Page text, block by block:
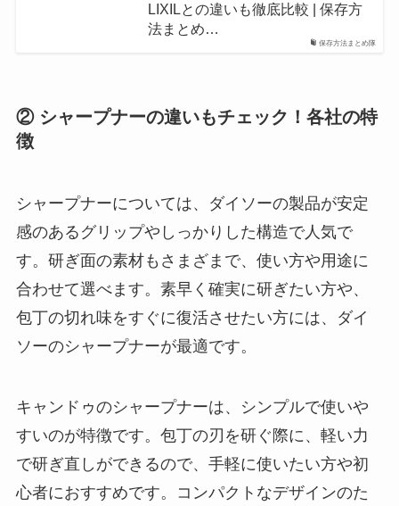
保存方法まとめ隊
LIXILとの違いも徹底比較 | 保存方
法まとめ…
② シャープナーの違いもチェック！各社の特
徴
シャープナーについては、ダイソーの製品が安定
感のあるグリップやしっかりした構造で人気で
す。研ぎ面の素材もさまざまで、使い方や用途に
合わせて選べます。素早く確実に研ぎたい方や、
包丁の切れ味をすぐに復活させたい方には、ダイ
ソーのシャープナーが最適です。
キャンドゥのシャープナーは、シンプルで使いや
すいのが特徴です。包丁の刃を研ぐ際に、軽い力
で研ぎ直しができるので、手軽に使いたい方や初
心者におすすめです。コンパクトなデザインのた